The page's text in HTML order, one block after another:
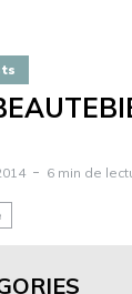
6 min de